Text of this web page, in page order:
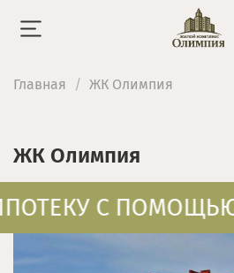
Главная ЖК Олимпия
ЖК Олимпия
С